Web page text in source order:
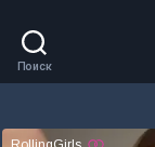
Поиск